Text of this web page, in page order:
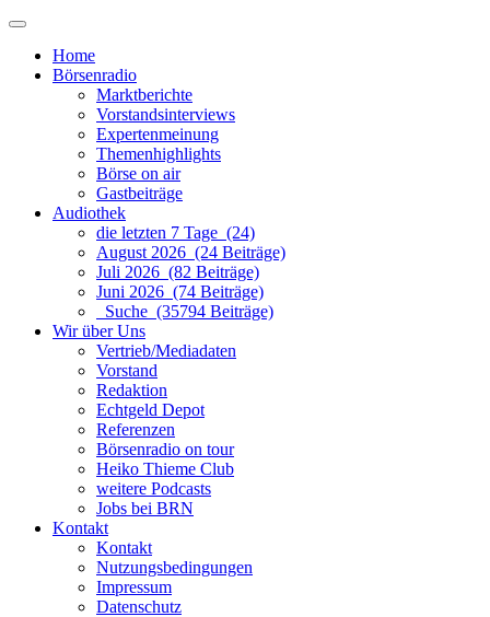
Home
Börsenradio
Marktberichte
Vorstandsinterviews
Expertenmeinung
Themenhighlights
Börse on air
Gastbeiträge
Audiothek
die letzten 7 Tage (24)
August 2026 (24 Beiträge)
Juli 2026 (82 Beiträge)
Juni 2026 (74 Beiträge)
Suche (35794 Beiträge)
Wir über Uns
Vertrieb/Mediadaten
Vorstand
Redaktion
Echtgeld Depot
Referenzen
Börsenradio on tour
Heiko Thieme Club
weitere Podcasts
Jobs bei BRN
Kontakt
Kontakt
Nutzungsbedingungen
Impressum
Datenschutz